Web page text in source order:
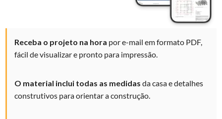
Receba o projeto na hora por e-mail em formato PDF,
fácil de visualizar e pronto para impressão.
O material inclui todas as medidas da casa e detalhes
construtivos paraorientar a construção.